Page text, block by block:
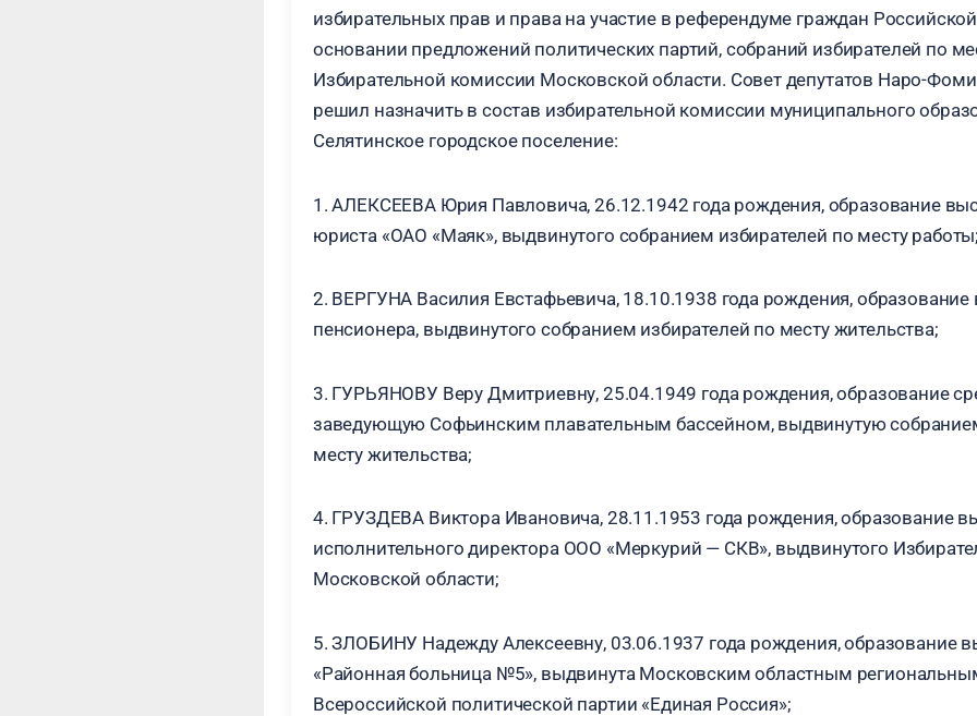
избирательных прав и права на участие в референдуме граждан
основании предложений политических партий, собраний избирателей по
Избирательной комиссии Московской области. Совет депутатов Наро-
решил назначить в состав избирательной комиссии муниципального
Селятинское городское поселение:
1. АЛЕКСЕЕВА Юрия Павловича, 26.12.1942 года рождения, образование
юриста «ОАО «Маяк», выдвинутого собранием избирателей по месту
2. ВЕРГУНА Василия Евстафьевича, 18.10.1938 года рождения,
пенсионера, выдвинутого собранием избирателей по месту жительства;
3. ГУРЬЯНОВУ Веру Дмитриевну, 25.04.1949 года рождения, образование
заведующую Софьинским плавательным бассейном, выдвинутую
месту жительства;
4. ГРУЗДЕВА Виктора Ивановича, 28.11.1953 года рождения, образование
исполнительного директора ООО «Меркурий — СКВ», выдвинутого
Московской области;
5. ЗЛОБИНУ Надежду Алексеевну, 03.06.1937 года рождения, образование
«Районная больница №5», выдвинута Московским областным
Всероссийской политической партии «Единая Россия»;